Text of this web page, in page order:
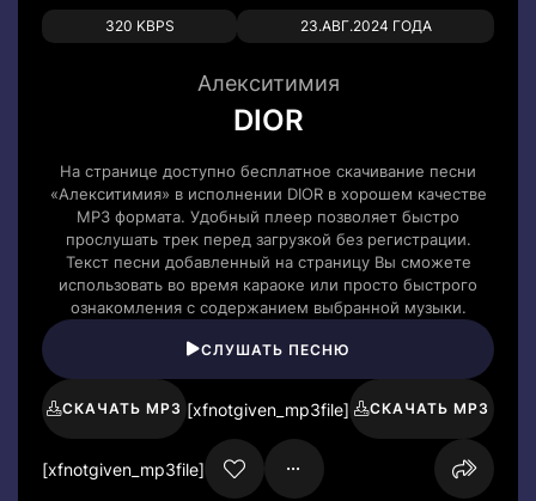
320 KBPS 23.АВГ.2024 ГОДА
0 0
Алекситимия
DIOR
На странице доступно бесплатное скачивание песни
«Алекситимия» в исполнении DIOR в хорошем качестве
MP3 формата. Удобный плеер позволяет быстро
прослушать трек перед загрузкой без регистрации.
Текст песни добавленный на страницу Вы сможете
использовать во время караоке или просто быстрого
ознакомления с содержанием выбранной музыки.
СЛУШАТЬ ПЕСНЮ
СКАЧАТЬ MP3 [xfnotgiven_mp3file] СКАЧАТЬ MP3
[xfnotgiven_mp3file]